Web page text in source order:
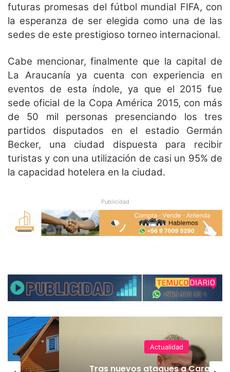
futuras promesas del fútbol mundial FIFA, con
la esperanza de ser elegida como una de las
sedes de este prestigioso torneo internacional.
Cabe mencionar, finalmente que la capital de
La Araucanía ya cuenta con experiencia en
eventos de esta índole, ya que el 2015 fue
sede oficial de la Copa América 2015, con más
de 50 mil personas presenciando los tres
partidos disputados en el estadio Germán
Becker, una ciudad dispuesta para recibir
turistas y con una utilización de casi un 95% de
la capacidad hotelera en la ciudad.
Publicidad
Actualidad
Tras nuevos ataques a